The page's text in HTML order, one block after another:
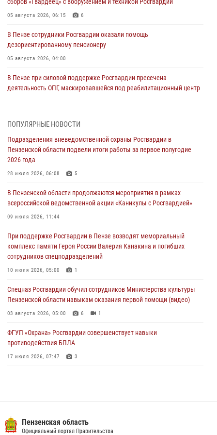
05 августа 2026, 06:15 6
В Пензе сотрудники Росгвардии оказали помощь
дезориентированному пенсионеру
05 августа 2026, 04:00
В Пензе при силовой поддержке Росгвардии пресечена
деятельность ОПГ, маскировавшейся под реабилитационный центр
работы за первое полугодие 2026 года
Росгвардия обеспечила безопасность праздничных мероприятий в
1
В Пензе сотрудники Росгвардии задержали мужчину, который
дома
03 августа 2026, 05:59
Росгвардейцы Пензенской области отмечают 35-летие дежурной
03 августа 2026, 05:15
ПОПУЛЯРНЫЕ НОВОСТИ
Подразделения вневедомственной охраны Росгвардии в
Пензенской области подвели итоги работы за первое полугодие
2026 года
28 июля 2026, 06:08 5
В Пензенской области продолжаются мероприятия в рамках
всероссийской ведомственной акции «Каникулы с Росгвардией»
09 июля 2026, 11:44
При поддержке Росгвардии в Пензе возводят мемориальный
комплекс памяти Героя России Валерия Канакина и погибших
сотрудников спецподразделений
10 июля 2026, 05:00 1
Спецназ Росгвардии обучил сотрудников Министерства культуры
Пензенской области навыкам оказания первой помощи (видео)
03 августа 2026, 05:00 6 1
ФГУП «Охрана» Росгвардии совершенствует навыки
противодействия БПЛА
17 июля 2026, 07:47 3
Пензенский спецназ Росгвардии готовит студентов к окружному
этапу «Зарницы 2.0» (видео)
Пензенская область
Официальный портал Правительства